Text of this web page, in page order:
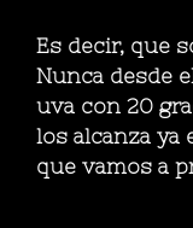
Es decir, que
Nunca desde
uva con 20
los alcanza ya
que vamos a